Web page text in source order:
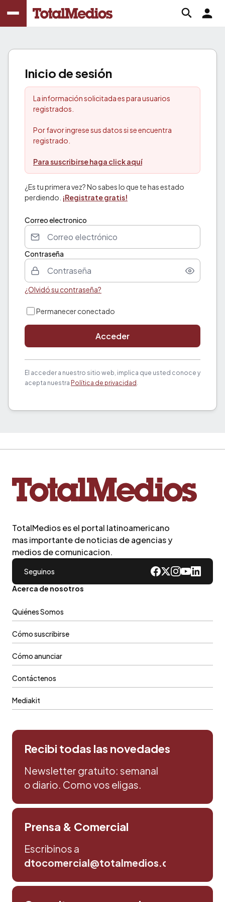
Inicio de sesión
La información solicitada es para usuarios
registrados.
Por favor ingrese sus datos si se encuentra
registrado.
Para suscribirse haga click aquí
¿Es tu primera vez? No sabes lo que te has estado
perdiendo. ¡Registrate gratis!
Correo electronico
Contraseña
¿Olvidó su contraseña?
Permanecer conectado
Acceder
El acceder a nuestro sitio web, implica que usted conoce y
acepta nuestra Política de privacidad .
TotalMedios es el portal latinoamericano
mas importante de noticias de agencias y
medios de comunicacion.
Seguinos
Acerca de nosotros
Quiénes Somos
Cómo suscribirse
Cómo anunciar
Contáctenos
Mediakit
Recibi todas las novedades
Newsletter gratuito: semanal
o diario. Como vos eligas.
Prensa & Comercial
Escribinos a
dtocomercial@totalmedios.com